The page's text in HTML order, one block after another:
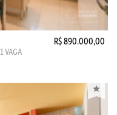
R$ 890.000,00
VAGA